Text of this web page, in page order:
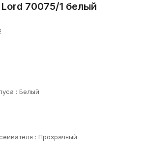
70075/1 белый
: Белый
: Прозрачный